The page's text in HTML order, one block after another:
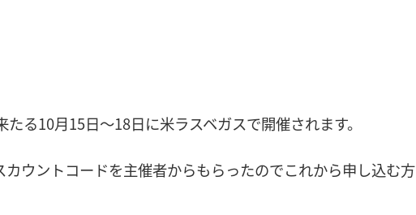
たる10月15日〜18日に米ラスベガスで開催されます。
ウントコードを主催者からもらったのでこれから申し込む方